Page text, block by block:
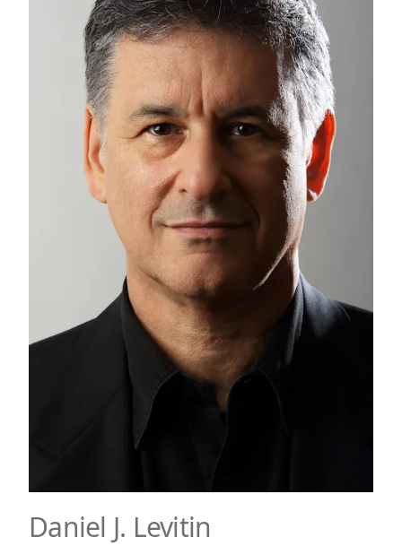
Daniel J. Levitin